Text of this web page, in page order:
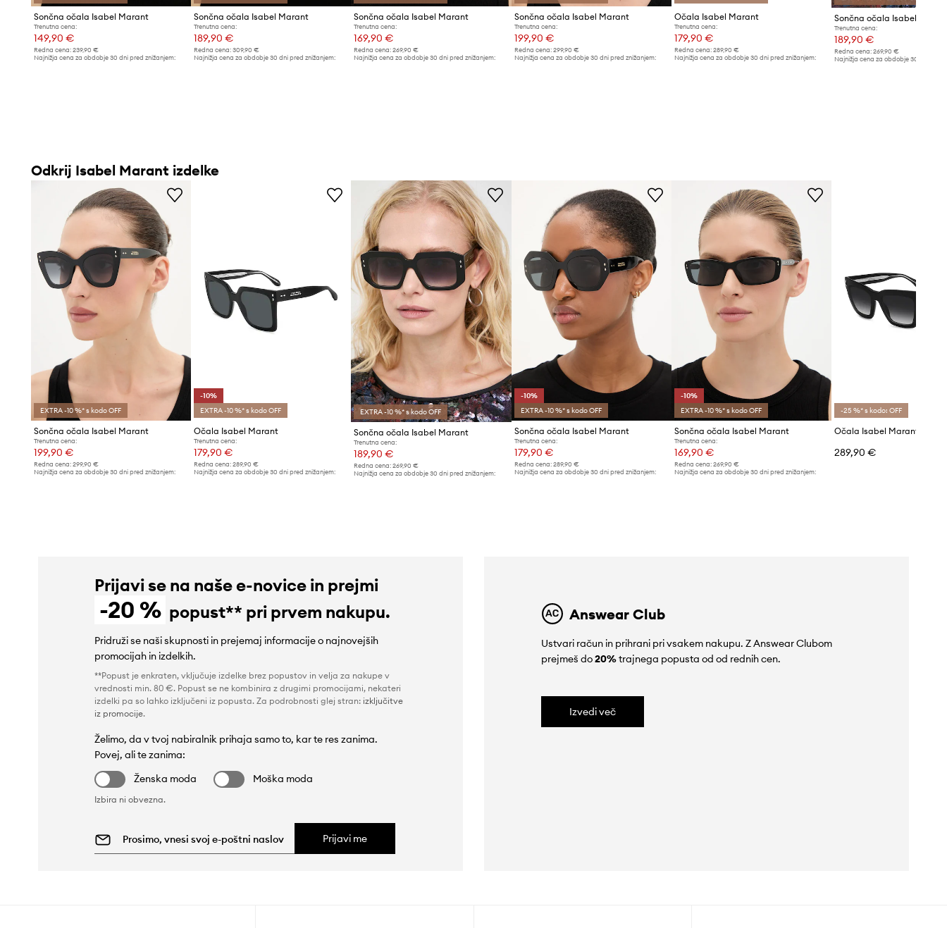
Sončna očala Isabel Marant
Trenutna cena:
149,90 €
Redna cena: 239,90 €
Najnižja cena za obdobje 30 dni pred znižanjem:
Sončna očala Isabel Marant
Trenutna cena:
189,90 €
Redna cena:309,90 €
Najnižja cena za obdobje 30 dni pred znižanjem:
Sončna očala Isabel Marant
Trenutna cena:
169,90 €
Redna cena: 269,90 €
Najnižja cena za obdobje 30 dni pred znižanjem:
Sončna očala Isabel Marant
Trenutna cena:
199,90 €
Redna cena: 299,90 €
Najnižja cena za obdobje 30 dni pred znižanjem:
Očala Isabel Marant
Trenutna cena:
179,90 €
Redna cena:289,90 €
Najnižja cena za obdobje 30 dni pred znižanjem:
Sončna očala Isabel
Trenutna cena:
189,90 €
Redna cena: 269,90 €
Najnižja cena za obdobje 30 dni pred
Odkrij Isabel Marant izdelke
EXTRA -10 %* s kodo OFF
Sončna očala Isabel Marant
Trenutna cena:
199,90 €
Redna cena: 299,90 €
Najnižja cena za obdobje 30 dni pred znižanjem:
-10%
EXTRA -10 %* s kodo OFF
Očala Isabel Marant
Trenutna cena:
179,90 €
Redna cena:289,90 €
Najnižja cena za obdobje 30 dni pred znižanjem:
EXTRA -10 %* s kodo OFF
Sončna očala Isabel Marant
Trenutna cena:
189,90 €
Redna cena: 269,90 €
Najnižja cena za obdobje 30 dni pred znižanjem:
-10%
EXTRA -10 %* s kodo OFF
Sončna očala Isabel Marant
Trenutna cena:
179,90 €
Redna cena: 289,90 €
Najnižja cena za obdobje 30 dni pred znižanjem:
-10%
EXTRA -10 %* s kodo OFF
Sončna očala Isabel Marant
Trenutna cena:
169,90 €
Redna cena:269,90 €
Najnižja cena za obdobje 30 dni pred znižanjem:
-25 %* s kodo: OFF
Očala Isabel Marant
289,90 €
Prijavi se na naše e-novice in prejmi
-20 % popust** pri prvem nakupu.
Pridruži se naši skupnosti in prejemaj informacije o najnovejših
promocijah in izdelkih.
**Popust je enkraten, vključuje izdelke brez popustov in velja za nakupe v
vrednosti min. 80 €. Popust se ne kombinira z drugimi promocijami, nekateri
izdelki pa so lahko izključeni iz popusta. Za podrobnosti glej stran: izključitve
iz promocije.
Želimo, da v tvoj nabiralnik prihaja samo to, kar te res zanima.
Povej, ali te zanima:
Ženska moda
Moška moda
Izbira ni obvezna.
Prijavi me
Answear Club
Ustvari račun in prihrani pri vsakem nakupu. Z Answear Clubom
prejmeš do20%trajnega popusta od od rednih cen.
Izvedi več